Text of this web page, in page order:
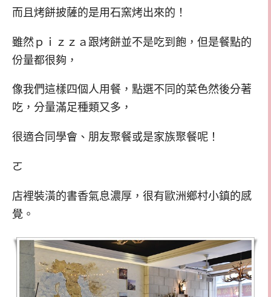
而且烤餅披薩的是用石窯烤出來的！
雖然ｐｉｚｚａ跟烤餅並不是吃到飽，但是餐點的
份量都很夠，
像我們這樣四個人用餐，點選不同的菜色然後分著
吃，分量滿足種類又多，
很適合同學會、朋友聚餐或是家族聚餐呢！
ㄛ
店裡裝潢的書香氣息濃厚，很有歐洲鄉村小鎮的感
覺。